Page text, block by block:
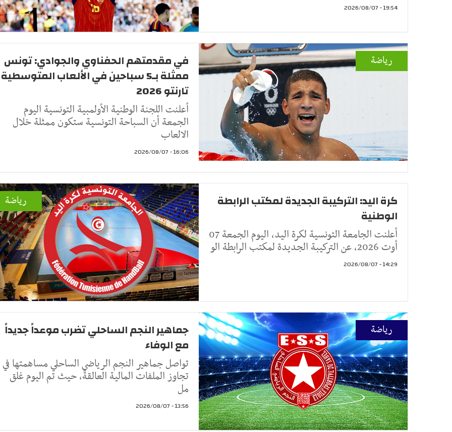
19:54 - 2026/08/07
رياضة
في مقدمتهم الحفناوي والجوادي: تونس
ممثلة بـ5 سباحين في الألعاب المتوسطية
تارنتو 2026
أعلنت اللجنة الوطنية الأولمبية التونسية اليوم
الجمعة أن السباحة التونسية ستكون ممثلة خلال
الالعاب
16:06 - 2026/08/07
رياضة
كرة اليد: التركيبة الجديدة لمكتب الرابطة
الوطنية
أعلنت الجامعة التونسية لكرة اليد، اليوم الجمعة 07
أوت 2026، عن التركيبة الجديدة لمكتب الرابطة الو
14:29 - 2026/08/07
رياضة
جماهير النجم الساحلي تضرب موعداً جديداً
مع الوفاء
تواصل جماهير النجم الرياضي الساحلي مساهمتها في
تجاوز الملفات المالية العالقة، حيث تم اليوم غلق
مل
13:56 - 2026/08/07